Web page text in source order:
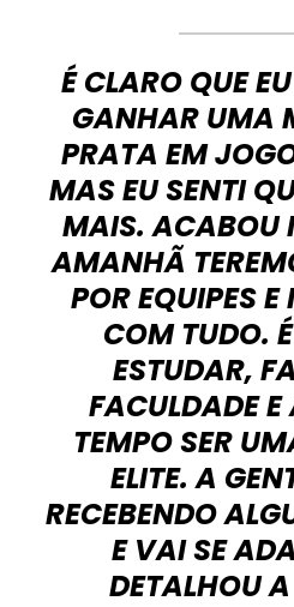
É CLARO QUE
GANHAR UMA
PRATA EM
MAS EU SENTI
MAIS. ACABOU
AMANHÃ
POR EQUIPES
COM TUDO.
ESTUDAR,
FACULDADE
TEMPO SER
ELITE. A
RECEBENDO
E VAI SE
DETALHOU